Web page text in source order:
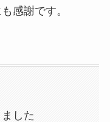
感謝です。
した